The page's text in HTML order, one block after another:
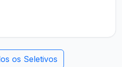
os Seletivos